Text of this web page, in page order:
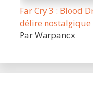
Far Cry 3 : Blood
délire nostalgique
Par Warpanox